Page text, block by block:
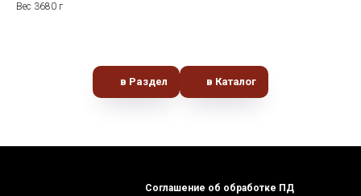
Вес 3680 г
в Раздел в Каталог
Соглашение об обработке ПД